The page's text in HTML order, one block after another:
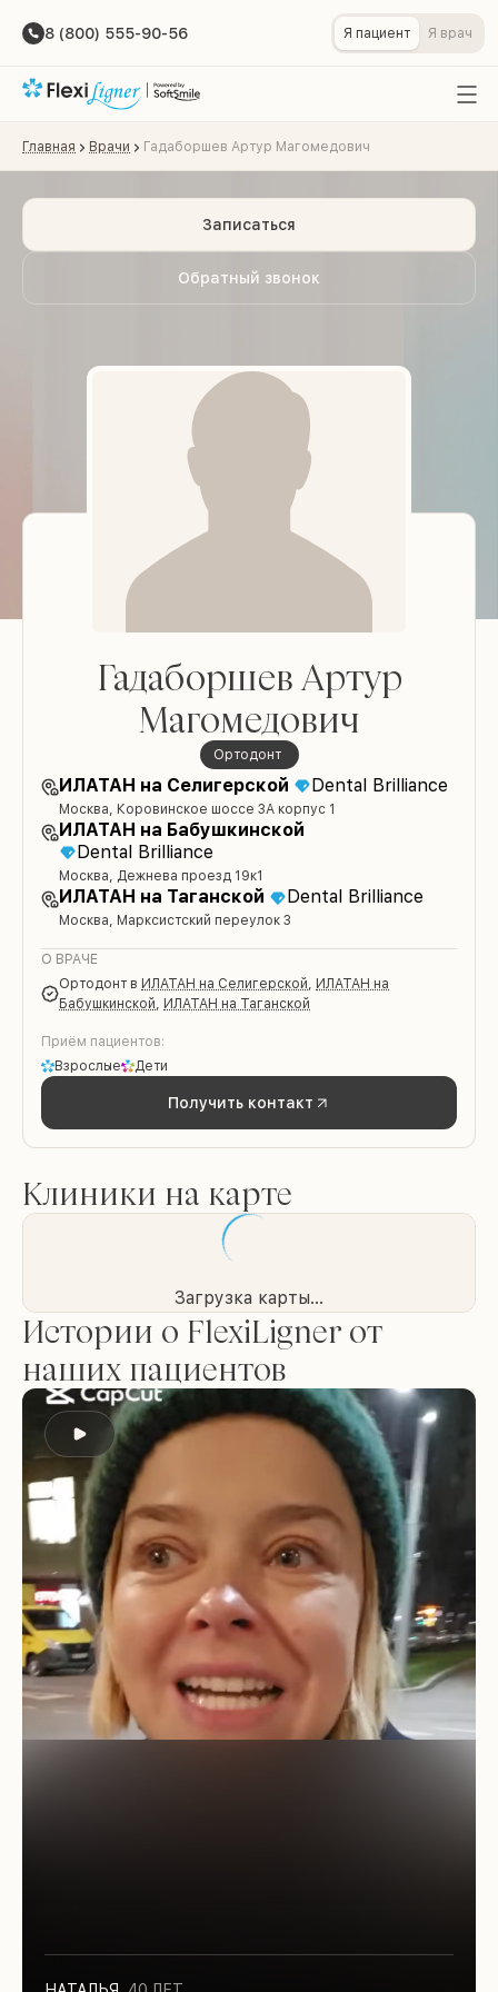
8 (800) 555-90-56 Я пациент Я врач
Главная Врачи Гадаборшев Артур Магомедович
Обратный звонок
Записаться
Гадаборшев Артур
Магомедович
ортодонт
ИЛАТАН на Селигерской Dental Brilliance
Москва, Коровинское шоссе 3А корпус 1
ИЛАТАН на Бабушкинской
Dental Brilliance
Москва, Дежнева проезд 19к1
ИЛАТАН на Таганской Dental Brilliance
Москва, Марксистский переулок 3
О ВРАЧЕ
ортодонт в ИЛАТАН на Селигерской, ИЛАТАН на
Бабушкинской, ИЛАТАН на Таганской
Приём пациентов:
Взрослые
Дети
Получить контакт
Клиники на карте
Загрузка карты...
Истории о FlexiLigner от
наших пациентов